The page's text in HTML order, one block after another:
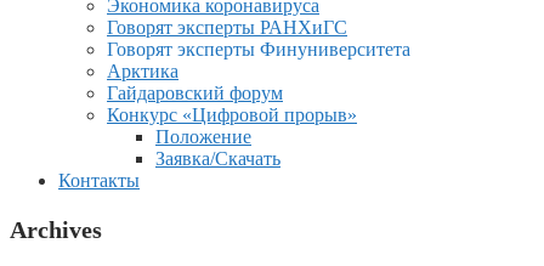
Экономика коронавируса
Говорят эксперты РАНХиГС
Говорят эксперты Финуниверситета
Арктика
Гайдаровский форум
Конкурс «Цифровой прорыв»
Положение
Заявка/Скачать
Контакты
Archives